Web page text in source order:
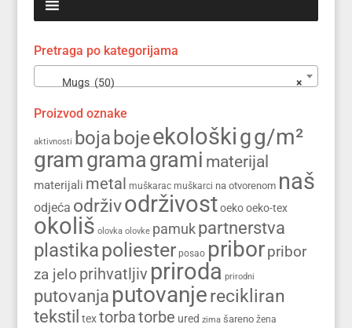
Pretraga po kategorijama
×
Mugs (50)
Proizvod oznake
aktivnosti boja bojeekološkigg/m²
gramgramagrami materijal
materijali metal muškarac muškarci na otvorenom naš
odjeća održivodrživost oeko oeko-tex
okoliš olovka olovke pamuk partnerstva
plastikapoliester posao priborpribor
za jelo prihvatljiv priroda prirodni
putovanja putovanjerecikliran
tekstil tex torbatorbe ured zima šareno žena